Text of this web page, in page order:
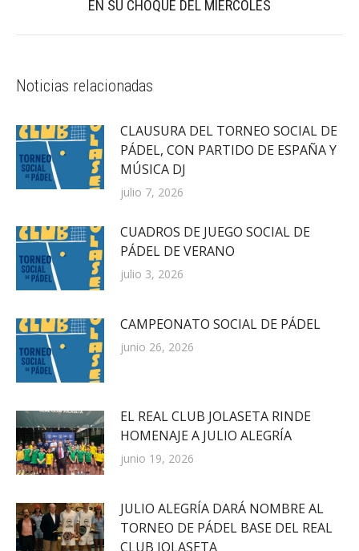
siguiente:
EN SU CHOQUE DEL MIÉRCOLES
Noticias relacionadas
CLAUSURA DEL TORNEO SOCIAL DE
PÁDEL, CON PARTIDO DE ESPAÑA Y
MÚSICA DJ
julio 7, 2026
CUADROS DE JUEGO SOCIAL DE
PÁDEL DE VERANO
julio 3, 2026
CAMPEONATO SOCIAL DE PÁDEL
junio 26, 2026
EL REAL CLUB JOLASETA RINDE
HOMENAJE A JULIO ALEGRÍA
junio 19, 2026
JULIO ALEGRÍA DARÁ NOMBRE AL
TORNEO DE PÁDEL BASE DEL REAL
CLUB JOLASETA